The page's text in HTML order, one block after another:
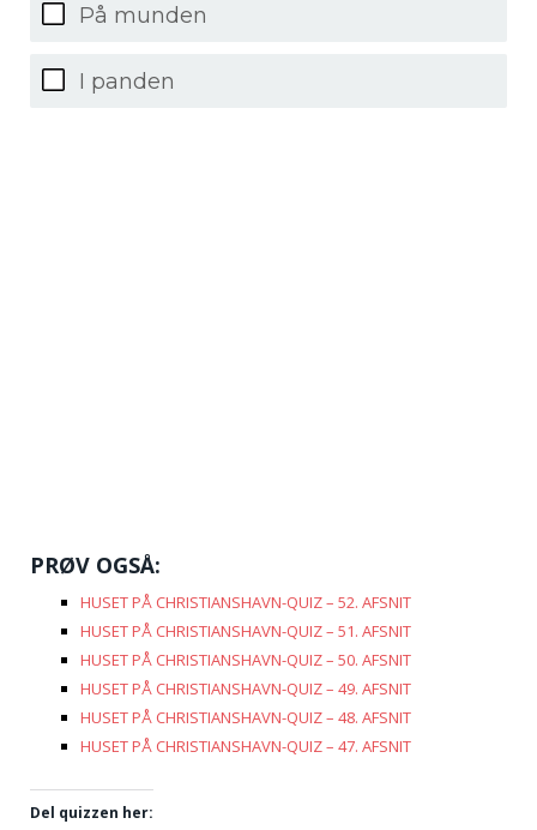
På munden
I panden
PRØV OGSÅ:
HUSET PÅ CHRISTIANSHAVN-QUIZ – 52. AFSNIT
HUSET PÅ CHRISTIANSHAVN-QUIZ – 51. AFSNIT
HUSET PÅ CHRISTIANSHAVN-QUIZ – 50. AFSNIT
HUSET PÅ CHRISTIANSHAVN-QUIZ – 49. AFSNIT
HUSET PÅ CHRISTIANSHAVN-QUIZ – 48. AFSNIT
HUSET PÅ CHRISTIANSHAVN-QUIZ – 47. AFSNIT
Del quizzen her: